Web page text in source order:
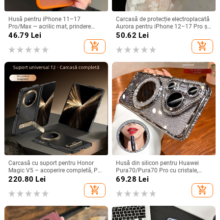
Husă pentru iPhone 11–17
Pro/Max — acrilic mat, prindere
magnetică, protecție anti-cadere,
46.79 Lei
add_shopping_cart
Carcasă de protecție electroplacată
Aurora pentru iPhone 12–17 Pro și
Pro Max, acoperire completă, anti-
50.62 Lei
add_shopping_cart
Carcasă cu suport pentru Honor
Magic V5 – acoperire completă, PC
mat, anti-cădere, anti-amprente
220.80 Lei
add_shopping_cart
Husă din silicon pentru Huawei
Pura70/Pura70 Pro cu cristale,
transparentă, estetică, suport
încorporat și disipare a căldurii
69.28 Lei
add_shopping_cart